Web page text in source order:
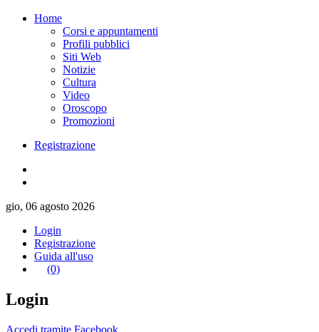
Home
Corsi e appuntamenti
Profili pubblici
Siti Web
Notizie
Cultura
Video
Oroscopo
Promozioni
Registrazione
gio, 06 agosto 2026
Login
Registrazione
Guida all'uso
(0)
Login